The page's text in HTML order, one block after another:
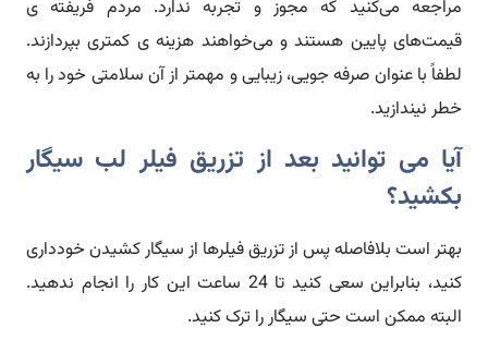
مراجعه می‌کنید که مجوز و تجربه ندارد. مردم فریفته ی
قیمت‌های پایین هستند و می‌خواهند هزینه ی کمتری بپردازند.
لطفاً با عنوان صرفه جویی، زیبایی و مهمتر از آن سلامتی خود را به
خطر نیندازید.
آیا می توانید بعد از تزریق فیلر لب سیگار
بکشید؟
بهتر است بلافاصله پس از تزریق فیلرها از سیگار کشیدن خودداری
کنید، بنابراین سعی کنید تا 24 ساعت این کار را انجام ندهید.
البته ممکن است حتی سیگار را ترک کنید.